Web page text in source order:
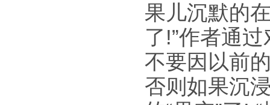
果儿沉默的
了!”作者通
不要因以前
否则如果沉